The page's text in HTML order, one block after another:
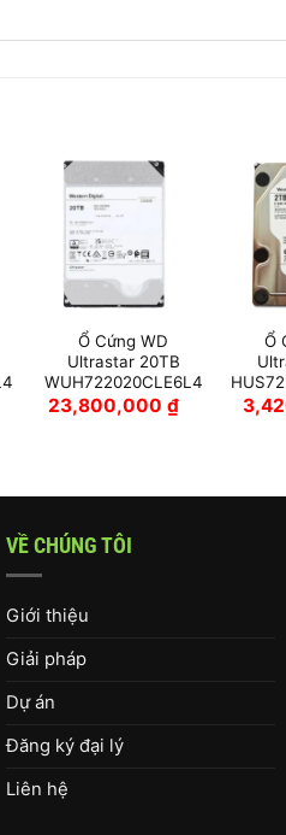
Ổ Cứng WD
Ultrastar 20TB
WUH722020CLE6L4
23,800,000₫
Ổ
VỀ CHÚNG TÔI
Giới thiệu
Giải pháp
Dự án
Đăng ký đại lý
Liên hệ